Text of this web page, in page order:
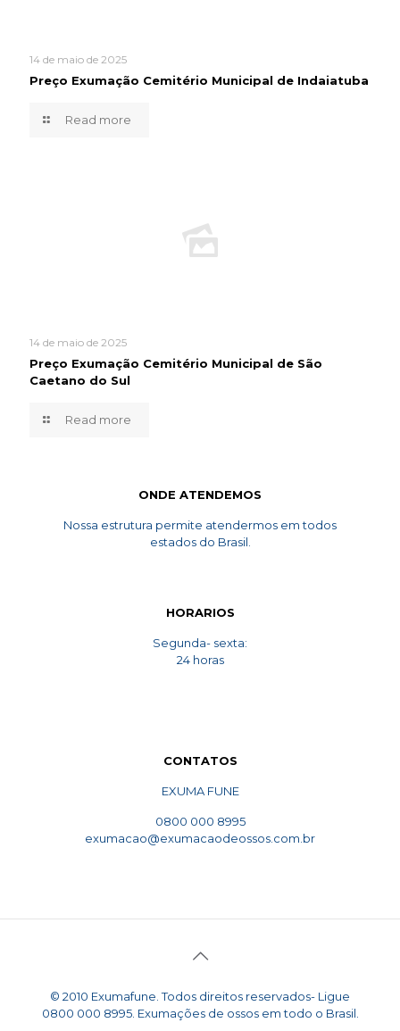
14 de maio de 2025
Preço Exumação Cemitério Municipal de Indaiatuba
Read more
14 de maio de 2025
Preço Exumação Cemitério Municipal de São
Caetano do Sul
Read more
ONDE ATENDEMOS
Nossa estrutura permite atendermos em todos
estados do Brasil.
HORARIOS
Segunda- sexta:
24 horas
CONTATOS
EXUMA FUNE
0800 000 8995
exumacao@exumacaodeossos.com.br
© 2010 Exumafune. Todos direitos reservados- Ligue
0800 000 8995. Exumações de ossos em todo o Brasil.